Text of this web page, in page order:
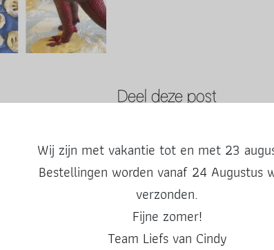
Deel deze post
Misschien ook leuk
Wij zijn met vakantie tot en met 23
Bestellingen worden vanaf 24 Augustus
verzonden.
Fijne zomer!
Team Liefs van Cindy